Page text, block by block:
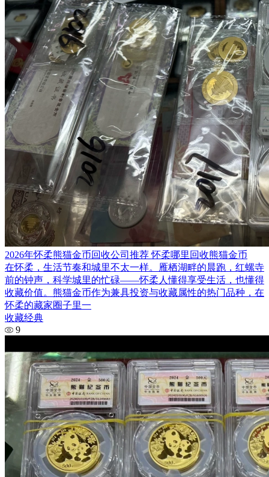
2026年怀柔熊猫金币回收公司推荐 怀柔哪里回收熊猫金币
在怀柔，生活节奏和城里不太一样。雁栖湖畔的晨跑，红螺寺
前的钟声，科学城里的忙碌——怀柔人懂得享受生活，也懂得
收藏价值。熊猫金币作为兼具投资与收藏属性的热门品种，在
怀柔的藏家圈子里一
收藏经典
9